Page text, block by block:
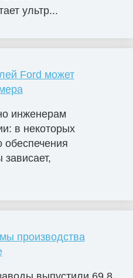
ультр...
Ford может
инженерам
в некоторых
обеспечения
производства